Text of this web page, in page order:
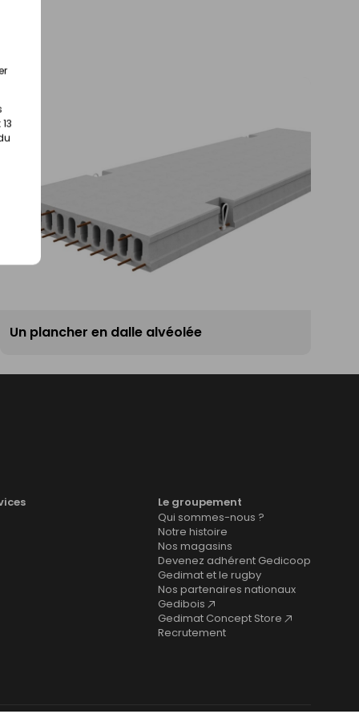
Un plancher en dalle alvéolée
Le groupement
Qui sommes-nous ?
Notre histoire
Nos magasins
Devenez adhérent Gedicoop
Gedimat et le rugby
Nos partenaires nationaux
Gedibois
Gedimat Concept Store
Recrutement